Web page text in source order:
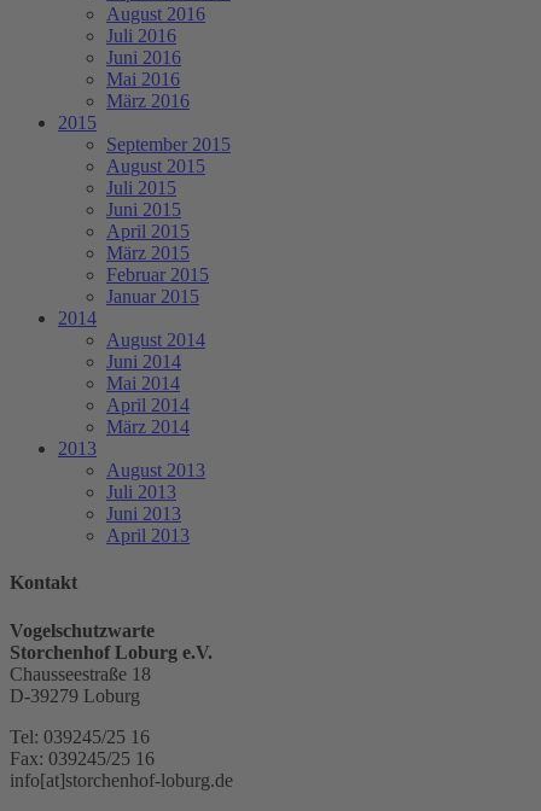
August 2016
Juli 2016
Juni 2016
Mai 2016
März 2016
2015
September 2015
August 2015
Juli 2015
Juni 2015
April 2015
März 2015
Februar 2015
Januar 2015
2014
August 2014
Juni 2014
Mai 2014
April 2014
März 2014
2013
August 2013
Juli 2013
Juni 2013
April 2013
Kontakt
Vogelschutzwarte
Storchenhof Loburg e.V.
Chausseestraße 18
D-39279 Loburg
Tel: 039245/25 16
Fax: 039245/25 16
info[at]storchenhof-loburg.de